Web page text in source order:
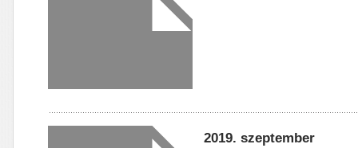
2019. szeptember